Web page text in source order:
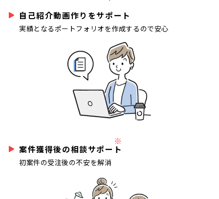
自己紹介動画作りをサポート
実績となるポートフォリオを作成するので安心
案件獲得後の相談サポート
※
初案件の受注後の不安を解消